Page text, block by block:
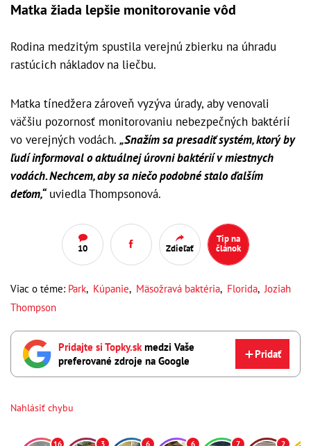
Matka žiada lepšie monitorovanie vôd
Rodina medzitým spustila verejnú zbierku na úhradu
rastúcich nákladov na liečbu.
Matka tínedžera zároveň vyzýva úrady, aby venovali
väčšiu pozornosť monitorovaniu nebezpečných baktérií
vo verejných vodách. „Snažím sa presadiť systém, ktorý by
ľudí informoval o aktuálnej úrovni baktérií v miestnych
vodách. Nechcem, aby sa niečo podobné stalo ďalším
deťom,“uviedla Thompsonová.
10 Zdieľať
Tip na
článok
Viac o téme: Park, Kúpanie, Mäsožravá baktéria, Florida,Joziah
Thompson
Pridajte si Topky.sk medzi Vaše
preferované zdroje na Google
Pridať
Nahlásiť chybu
16 3 6 6 7 2